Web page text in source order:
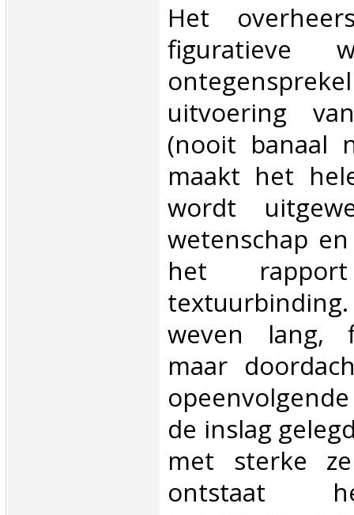
‎Het
figuratieve
uitvoering
(nooit banaal
maakt het
wordt
wetenschap
het
weven lang,
maar
de inslag
met sterke
ontstaat